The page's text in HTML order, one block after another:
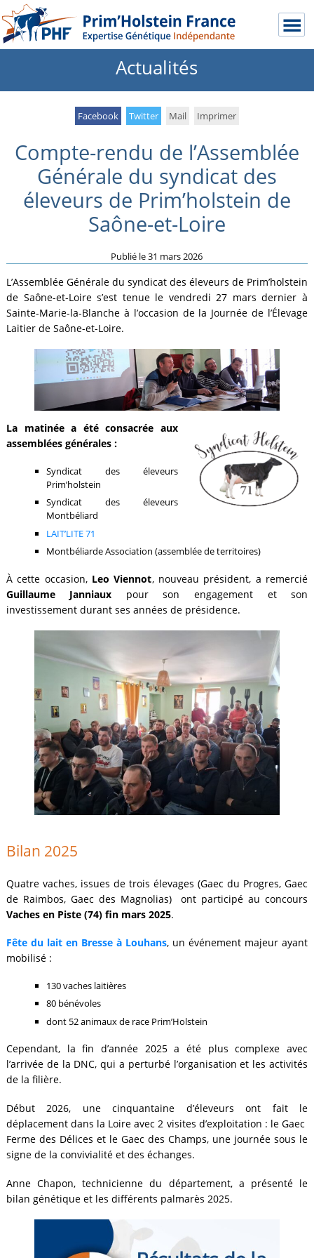
Actualités
Facebook Twitter Mail Imprimer
Compte-rendu de l’Assemblée
Générale du syndicat des
éleveurs de Prim’holstein de
Saône-et-Loire
Publié le31 mars 2026
L’Assemblée Générale du syndicat des éleveurs de Prim’holstein
de Saône-et-Loire s’est tenue le vendredi 27 mars dernier à
Sainte-Marie-la-Blanche à l’occasion de la Journée de l’Élevage
Laitier de Saône-et-Loire.
La matinée a été consacrée aux
assemblées générales :
Syndicat des éleveurs
Prim’holstein
Syndicat des éleveurs
Montbéliard
LAIT’LITE 71
Montbéliarde Association (assemblée de territoires)
À cette occasion, Leo Viennot, nouveau président, a remercié
Guillaume Janniaux pour son engagement et son
investissement durant ses années de présidence.
Bilan 2025
Quatre vaches, issues de trois élevages (Gaec du Progres, Gaec
de Raimbos, Gaec des Magnolias) ont participé au concours
Vaches en Piste (74) fin mars 2025.
Fête du lait en Bresse à Louhans, un événement majeur ayant
mobilisé :
130 vaches laitières
80 bénévoles
dont 52 animaux de race Prim’Holstein
Cependant, la fin d’année 2025 a été plus complexe avec
l’arrivée de la DNC, qui a perturbé l’organisation et les activités
de la filière.
Début 2026, une cinquantaine d’éleveurs ont fait le
déplacement dans la Loire avec 2 visites d’exploitation : le Gaec
Ferme des Délices et le Gaec des Champs, une journée sous le
signe de la convivialité et des échanges.
Anne Chapon, technicienne du département, a présenté le
bilan génétique et les différents palmarès 2025.